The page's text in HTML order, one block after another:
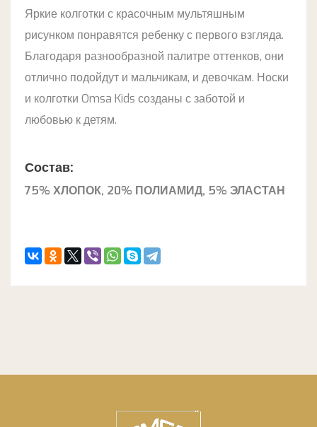
Яркие колготки с красочным мультяшным
рисунком понравятся ребенку с первого взгляда.
Благодаря разнообразной палитре оттенков, они
отлично подойдут и мальчикам, и девочкам. Носки
и колготки Omsa Kids созданы с заботой и
любовью к детям.
Состав:
75% ХЛОПОК, 20% ПОЛИАМИД, 5% ЭЛАСТАН